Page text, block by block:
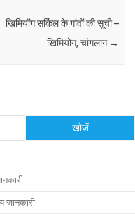
खिमियोंग सर्किल के गांवों की सूची –
खिमियोंग, चांगलांग →
खोजें
जानकारी